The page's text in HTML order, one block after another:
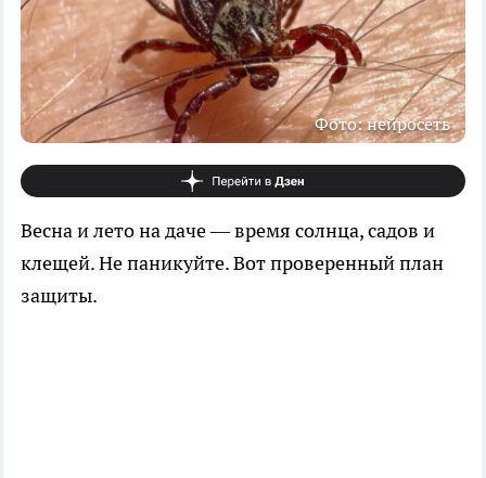
Фото: нейросеть
Весна и лето на даче — время солнца, садов и
клещей. Не паникуйте. Вот проверенный план
защиты.